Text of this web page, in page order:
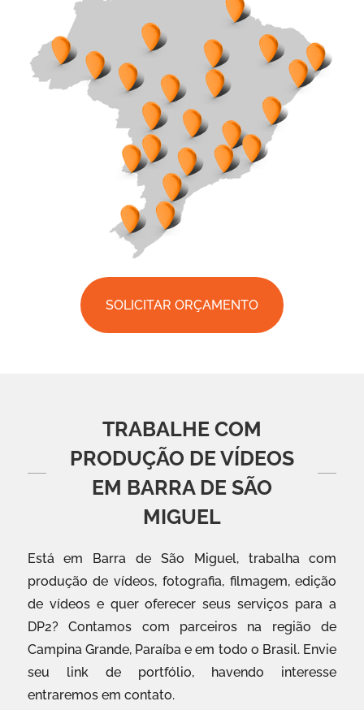
SOLICITAR ORÇAMENTO
TRABALHE COM
PRODUÇÃO DE VÍDEOS
EM BARRA DE SÃO
MIGUEL
Está em Barra de São Miguel, trabalha com
produção de vídeos, fotografia, filmagem, edição
de vídeos e quer oferecer seus serviços para a
DP2? Contamos com parceiros na região de
Campina Grande, Paraíba e em todo o Brasil. Envie
seu link de portfólio, havendo interesse
entraremos em contato.